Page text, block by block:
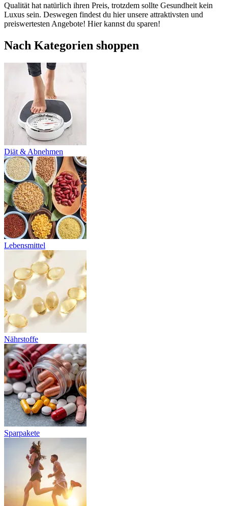
Qualität hat natürlich ihren Preis, trotzdem sollte Gesundheit kein
Luxus sein. Deswegen findest du hier unsere attraktivsten und
preiswertesten Angebote! Hier kannst du sparen!
Nach Kategorien shoppen
Diät & Abnehmen
Lebensmittel
Nährstoffe
Sparpakete